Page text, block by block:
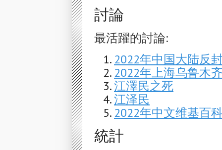
討論
最活躍的討論:
2022年中国大陆反
2022年上海乌鲁木
江澤民之死
江泽民
2022年中文维基百
統計